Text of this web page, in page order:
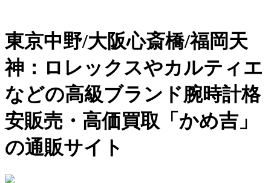
東京中野/大阪心斎橋/福岡天
神：ロレックスやカルティエ
などの高級ブランド腕時計格
安販売・高価買取「かめ吉」
の通販サイト